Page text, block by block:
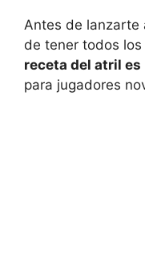
Antes de⁣ lanzarte
de tener​ todos​
⁢receta​ del atril
⁣para jugadores